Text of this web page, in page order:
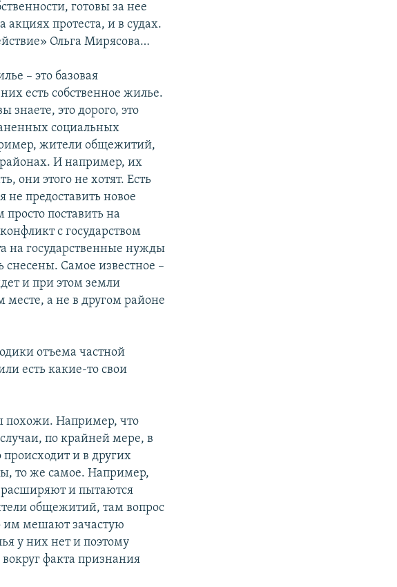
готовы за нее
акциях протеста, и в судах.
Ольга Мирясова…
– это базовая
есть собственное жилье.
знаете, это дорого, это
социальных
жители общежитий,
И например, их
они этого не хотят. Есть
предоставить новое
поставить на
с государством
на государственные нужды
снесены. Самое известное –
и при этом земли
а не в другом районе
отъема частной
есть какие-то свои
похожи. Например, что
по крайней мере, в
и в других
то же самое. Например,
расширяют и пытаются
общежитий, там вопрос
им мешают зачастую
у них нет и поэтому
факта признания